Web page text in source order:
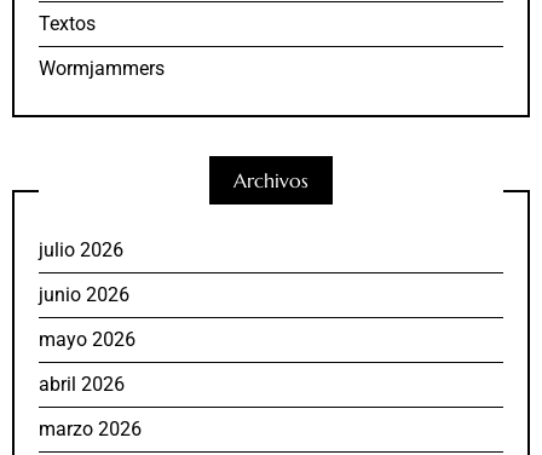
Textos
Wormjammers
Archivos
julio 2026
junio 2026
mayo 2026
abril 2026
marzo 2026